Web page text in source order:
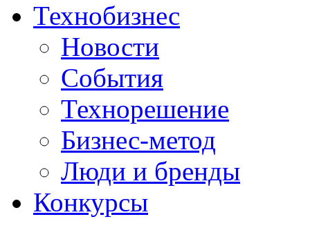
Технобизнес
Новости
События
Технорешение
Бизнес-метод
Люди и бренды
Конкурсы